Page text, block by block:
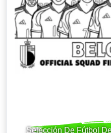
Selección De Fútbol